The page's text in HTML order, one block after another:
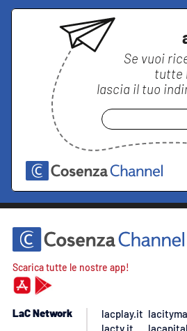
Se vuoi
tutte
lascia il tuo
Scarica tutte le nostre app!
LaC Network
lacplay.it
lactv.it